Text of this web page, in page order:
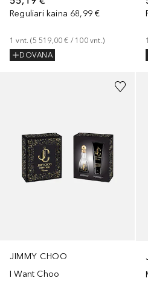
Reguliari kaina 68,99 €
1 vnt. (5 519,00 € / 100 vnt.)
DOVANA
1
JIMMY CHOO
I Want Choo